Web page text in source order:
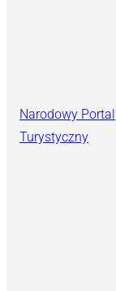
Narodowy Portal
Turystyczny